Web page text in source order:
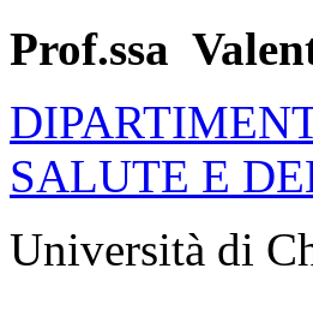
Prof.ssa
SALUTE E
Università di